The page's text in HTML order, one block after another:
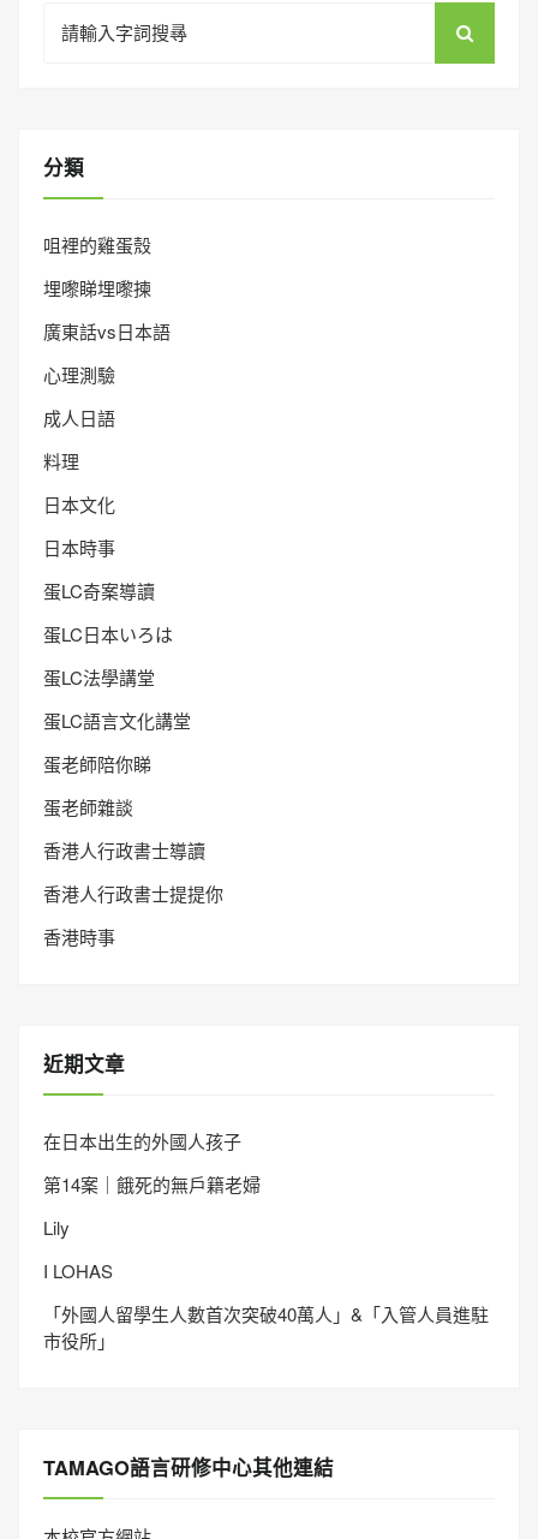
for:
分類
咀裡的雞蛋殼
埋嚟睇埋嚟揀
廣東話vs日本語
心理測驗
成人日語
料理
日本文化
日本時事
蛋LC奇案導讀
蛋LC日本いろは
蛋LC法學講堂
蛋LC語言文化講堂
蛋老師陪你睇
蛋老師雜談
香港人行政書士導讀
香港人行政書士提提你
香港時事
近期文章
在日本出生的外國人孩子
第14案｜餓死的無戶籍老婦
Lily
I LOHAS
「外國人留學生人數首次突破40萬人」&「入管人員進駐
市役所」
TAMAGO語言研修中心其他連結